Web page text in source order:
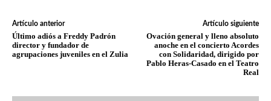
Artículo anterior
Último adiós a Freddy Padrón
director y fundador de
agrupaciones juveniles en el Zulia
Artículo siguiente
Ovación general y lleno absoluto
anoche en el concierto Acordes
con Solidaridad, dirigido por
Pablo Heras-Casado en el Teatro
Real